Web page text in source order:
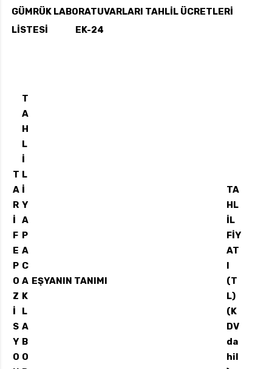
GÜMRÜK LABORATUVARLARI TAHLİL ÜCRETLERİ
LİSTESİ EK-24
T
A
R
İ
F
E
P
O
Z
İ
S
Y
O
T
A
H
L
İ
L
İ
Y
A
P
A
C
A
K
L
A
B
O
EŞYANIN TANIMI
TA
HL
İL
FİY
AT
(T
L)
(K
DV
da
hil